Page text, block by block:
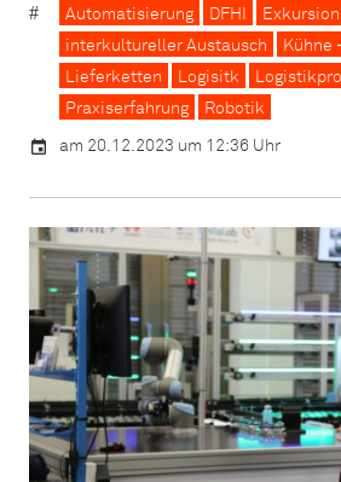
Automatisierung DFHI Exkursion
interkultureller Austausch
Kühne
Lieferketten
Logisitk
Praxiserfahrung
Robotik
am 20.12.2023 um 12:36 Uhr